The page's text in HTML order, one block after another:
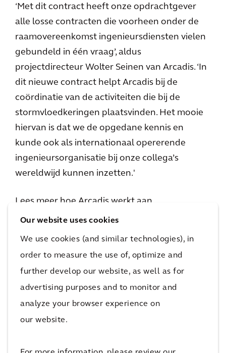
Our website uses cookies
We use cookies (and similar technologies), in
order to measure the use of, optimize and
further develop our website, as well as for
advertising purposes and to monitor and
analyze your browser experience on
our website.
‘Met dit contract heeft onze opdrachtgever
alle losse contracten die voorheen onder de
raamovereenkomst ingenieursdiensten vielen
gebundeld in één vraag’, aldus
projectdirecteur Wolter Seinen van Arcadis. ‘In
dit nieuwe contract helpt Arcadis bij de
coördinatie van de activiteiten die bij de
stormvloedkeringen plaatsvinden. Het mooie
hiervan is dat we de opgedane kennis en
kunde ook als internationaal opererende
ingenieursorganisatie bij onze collega’s
wereldwijd kunnen inzetten.'
Lees meer hoe Arcadis werkt aan
toekomstbestendige infrastructuur